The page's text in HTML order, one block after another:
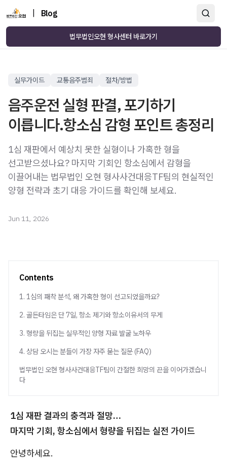
Blog
법무법인오현 형사센터 바로가기
실무가이드 교통음주범죄 절차/방법
음주운전 실형 판결, 포기하기
이릅니다.항소심 감형 포인트 총정리
1심 재판에서 예상치 못한 실형이나 가혹한 형을
선고받으셨나요? 마지막 기회인 항소심에서 감형을
이끌어내는 법무법인 오현 형사사건대응TF팀의 현실적인
양형 전략과 초기 대응 가이드를 확인해 보세요.
Jun 11, 2026
Contents
1. 1심의 패착 분석, 왜 가혹한 형이 선고되었을까요?
2. 골든타임은 단 7일, 항소 제기와 항소이유서의 무게
3. 형량을 뒤집는 실무적인 양형 자료 발굴 노하우
4. 상담 오시는 분들이 가장 자주 묻는 질문 (FAQ)
법무법인 오현 형사사건대응TF팀이 간절한 희망의 끈을 이어가겠습니
다
1심 재판 결과의 충격과 절망…
마지막 기회, 항소심에서 형량을 뒤집는 실전 가이드
안녕하세요.